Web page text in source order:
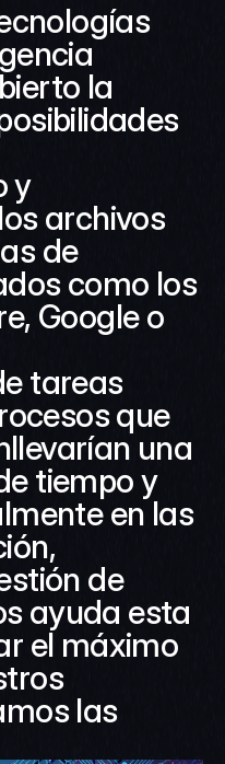
la
y
archivos
de
como los
Google o
tareas
que
una
tiempo y
en las
de
ayuda esta
el máximo
las